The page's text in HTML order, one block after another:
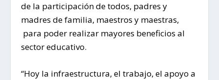
de la participación de todos, padres y
madres de familia, maestros y maestras,
para poder realizar mayores beneficios al
sector educativo.
“Hoy la infraestructura, el trabajo, el apoyo a